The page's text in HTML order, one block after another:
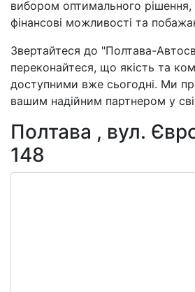
вибором оптимального
фінансові можливості та
Звертайтеся до "Полтава-
переконайтеся, що якість та
доступними вже сьогодні. Ми
вашим надійним партнером у
Полтава , вул.
148